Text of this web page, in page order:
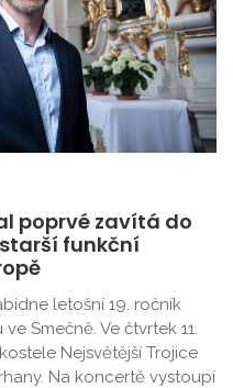
poprvé zavítá do
funkční
letošní 19. ročník
Smečně. Ve čtvrtek 11.
Nejsvětější Trojice
Na koncertě vystoupí